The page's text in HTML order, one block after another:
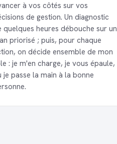
à vos côtés sur vos
de gestion. Un diagnostic
quelques heures débouche sur un
priorisé ; puis, pour chaque
on décide ensemble de mon
: je m'en charge, je vous épaule,
je passe la main à la bonne